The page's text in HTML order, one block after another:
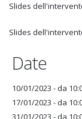
Slides
Slides
Date
10/01/2023 -da
17/01/2023 -da
31/01/2023 -da